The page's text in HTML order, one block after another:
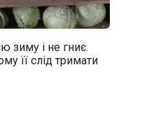
зиму і не гниє.
її слід тримати